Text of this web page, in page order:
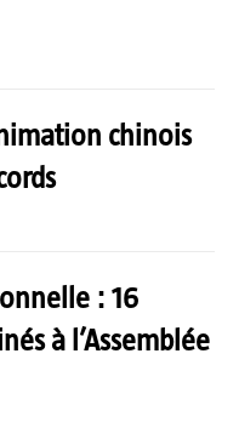
chinois
: 16
à l’Assemblée